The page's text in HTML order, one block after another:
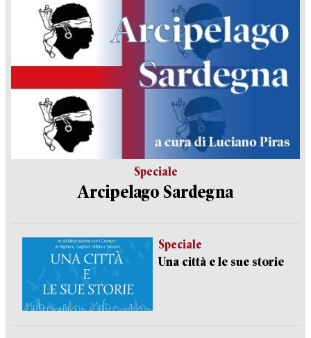
Speciale
Arcipelago Sardegna
Speciale
Una città e le sue storie